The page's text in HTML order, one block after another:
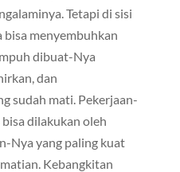
Tetapi di sisi
bisa menyembuhkan
dibuat-Nya
dan
sudah mati. Pekerjaan-
dilakukan oleh
Nya yang paling kuat
Kebangkitan